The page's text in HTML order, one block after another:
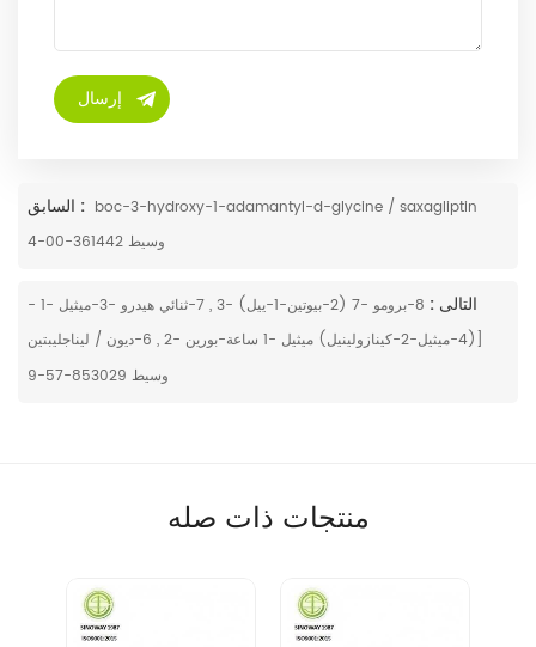
السابق : boc-3-hydroxy-1-adamantyl-d-glycine / saxagliptin
وسيط 361442-00-4
التالى : 8-برومو -7 (2-بيوتين-1-ييل) -3 , 7-ثنائي هيدرو -3-ميثيل -1 -
[(4-ميثيل-2-كينازولينيل) ميثيل -1 ساعة-بورين -2 , 6-ديون / ليناجليبتين
وسيط 853029-57-9
منتجات ذات صله